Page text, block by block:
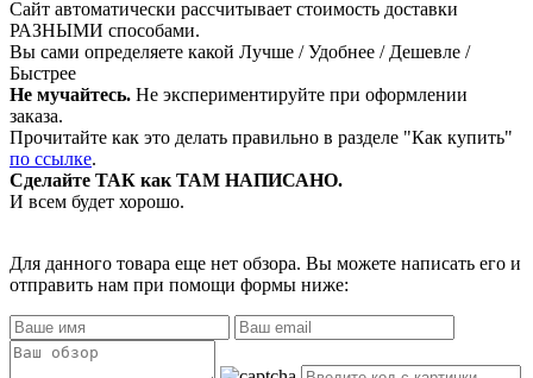
Сайт автоматически рассчитывает стоимость доставки
РАЗНЫМИ способами.
Вы сами определяете какой Лучше / Удобнее / Дешевле /
Быстрее
Не мучайтесь. Не экспериментируйте при оформлении
заказа.
Прочитайте как это делать правильно в разделе "Как купить"
по ссылке.
Сделайте ТАК как ТАМ НАПИСАНО.
И всем будет хорошо.
Для данного товара еще нет обзора. Вы можете написать его и
отправить нам при помощи формы ниже: